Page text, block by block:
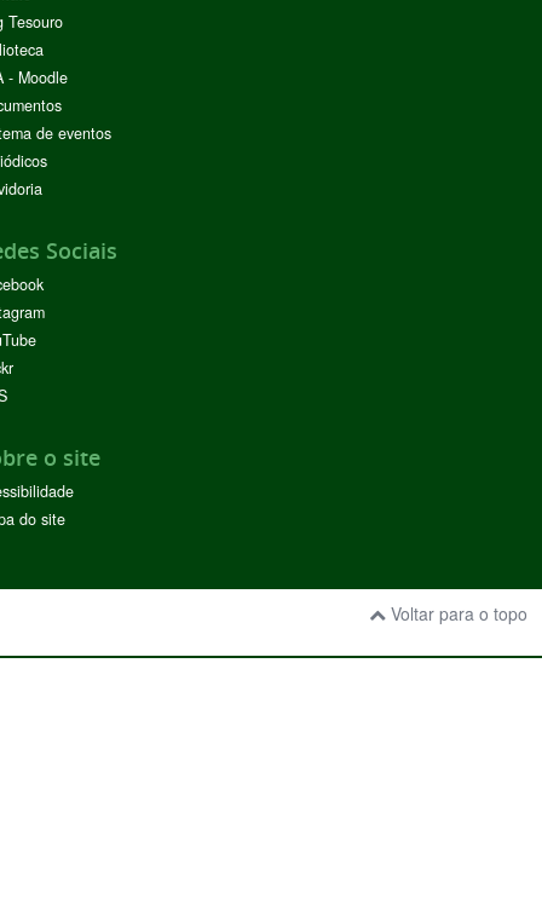
Tesouro
- Moodle
de eventos
Sociais
o site
do site
Voltar para o topo